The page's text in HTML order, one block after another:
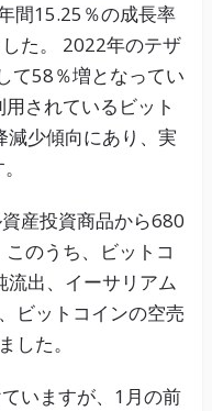
間15.25％の成長率
た。 2022年のテザ
て58％増となってい
されているビット
少傾向にあり、実
産投資商品から680
のうち、ビットコ
出、イーサリアム
ビットコインの空売
した。
いますが、1月の前